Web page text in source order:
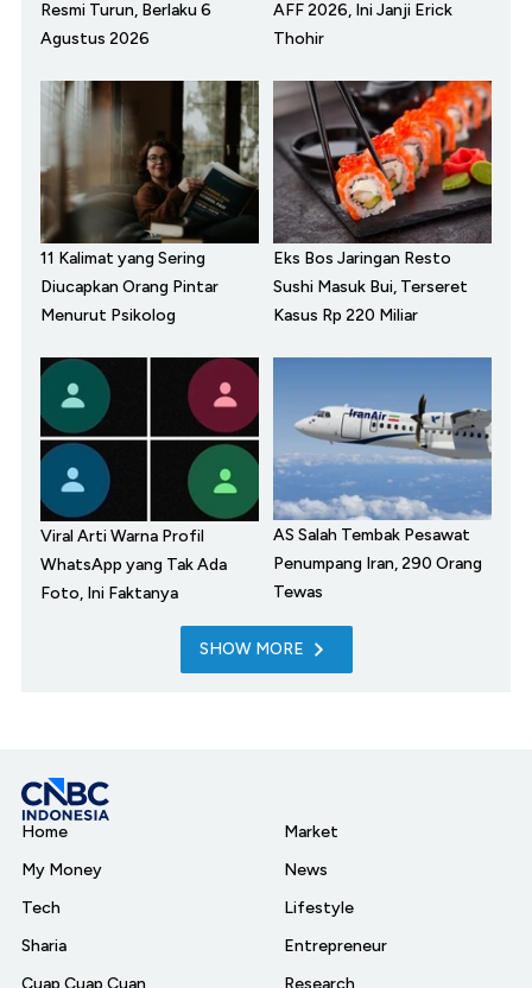
Resmi Turun, Berlaku 6
Agustus 2026
AFF 2026, Ini Janji Erick
Thohir
11 Kalimat yang Sering
Diucapkan Orang Pintar
Menurut Psikolog
Eks Bos Jaringan Resto
Sushi Masuk Bui, Terseret
Kasus Rp 220 Miliar
Viral Arti Warna Profil
WhatsApp yang Tak Ada
Foto, Ini Faktanya
AS Salah Tembak Pesawat
Penumpang Iran, 290 Orang
Tewas
SHOW MORE
Home
My Money
Tech
Sharia
Market
News
Lifestyle
Entrepreneur